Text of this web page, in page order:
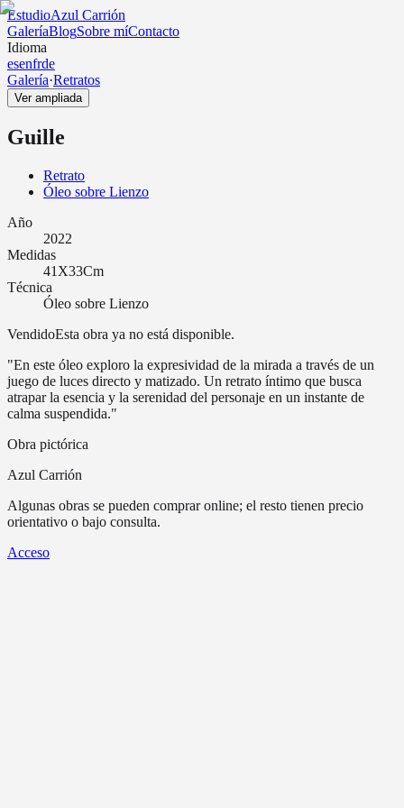
EstudioAzul Carrión
GaleríaBlogSobre míContacto
Idioma
esenfrde
Galería·Retratos
Ver ampliada
Guille
Retrato
Óleo sobre Lienzo
Año
2022
Medidas
41X33Cm
Técnica
Óleo sobre Lienzo
VendidoEsta obra ya no está disponible.
"En este óleo exploro la expresividad de la mirada a través de un
juego de luces directo y matizado. Un retrato íntimo que busca
atrapar la esencia y la serenidad del personaje en un instante de
calma suspendida."
Obra pictórica
Azul Carrión
Algunas obras se pueden comprar online; el resto tienen precio
orientativo o bajo consulta.
Acceso